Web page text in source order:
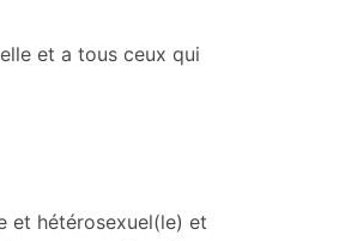
et a tous ceux qui
et hétérosexuel(le) et